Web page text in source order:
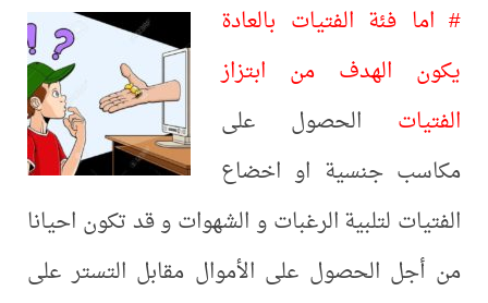
# اما فئة الفتيات بالعادة
يكون الهدف من ابتزاز
الفتيات الحصول على
مكاسب جنسية او اخضاع
الفتيات لتلبية الرغبات و الشهوات و قد تكون احيانا
من أجل الحصول على الأموال مقابل التستر على